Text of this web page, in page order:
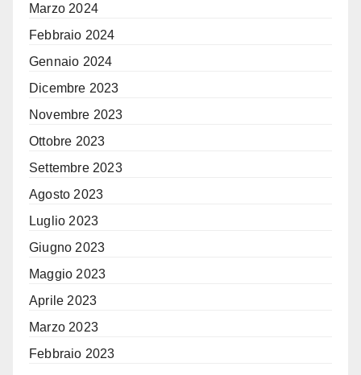
Marzo 2024
Febbraio 2024
Gennaio 2024
Dicembre 2023
Novembre 2023
Ottobre 2023
Settembre 2023
Agosto 2023
Luglio 2023
Giugno 2023
Maggio 2023
Aprile 2023
Marzo 2023
Febbraio 2023